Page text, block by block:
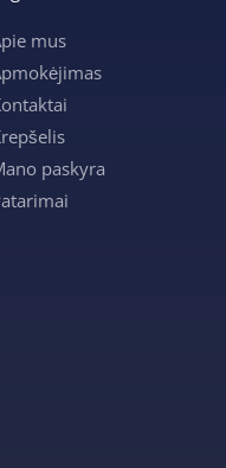
mus
paskyra